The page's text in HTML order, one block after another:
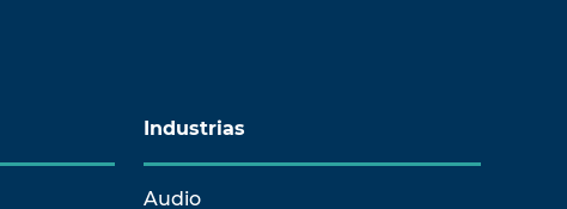
Industrias
Audio